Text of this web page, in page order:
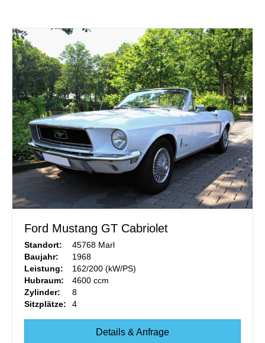
Ford Mustang GT Cabriolet
Standort:
45768 Marl
Baujahr:
1968
Leistung:
162/200 (kW/PS)
Hubraum:
4600 ccm
Zylinder:
8
Sitzplätze:
4
Details & Anfrage